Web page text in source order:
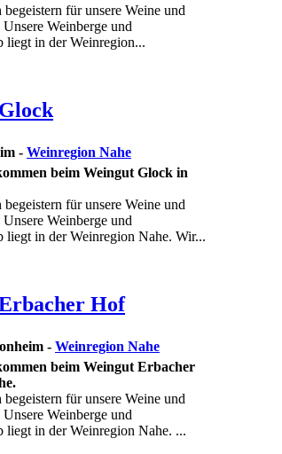
begeistern für unsere Weine und
Weinberge und
liegt in der Weinregion...
- Weinregion Nahe
beim Weingut Glock in
begeistern für unsere Weine und
Weinberge und
liegt in der Weinregion Nahe. Wir...
Hof
- Weinregion Nahe
beim Weingut Erbacher
begeistern für unsere Weine und
Weinberge und
liegt in der Weinregion Nahe. ...